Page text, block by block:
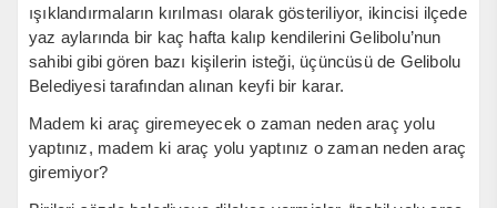
ışıklandırmaların kırılması olarak gösteriliyor, ikincisi ilçede
yaz aylarında bir kaç hafta kalıp kendilerini Gelibolu’nun
sahibi gibi gören bazı kişilerin isteği, üçüncüsü de Gelibolu
Belediyesi tarafından alınan keyfi bir karar.
Madem ki araç giremeyecek o zaman neden araç yolu
yaptınız, madem ki araç yolu yaptınız o zaman neden araç
giremiyor?